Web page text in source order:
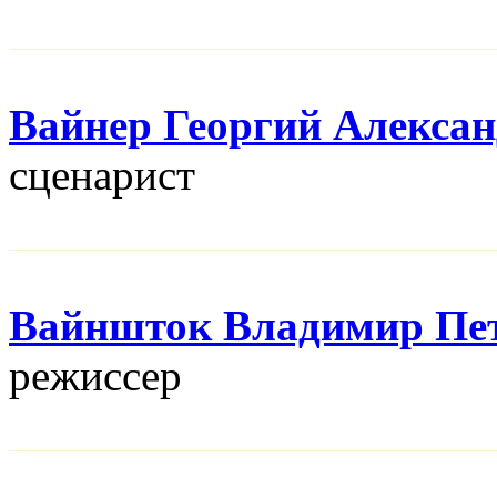
Вайнер Георгий
сценарист
Вайншток Владимир
режисcер